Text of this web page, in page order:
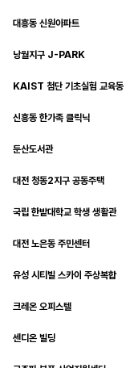
대흥동 신원아파트
낭월지구 J-PARK
KAIST 첨단 기초실험 교육동
신흥동 한가족 클릭닉
둔산도서관
대전 청동2지구 공동주택
국립 한밭대학교 학생 생활관
대전 노은동 주민센터
유성 시티빌 스카이 주상복합
크레온 오피스텔
센디온 빌딩